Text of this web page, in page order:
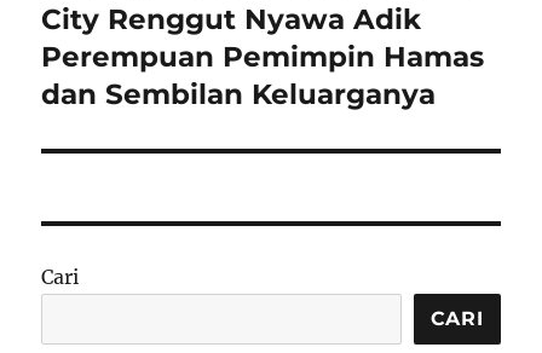
post:
City Renggut Nyawa Adik
Perempuan Pemimpin Hamas
dan Sembilan Keluarganya
Cari
CARI